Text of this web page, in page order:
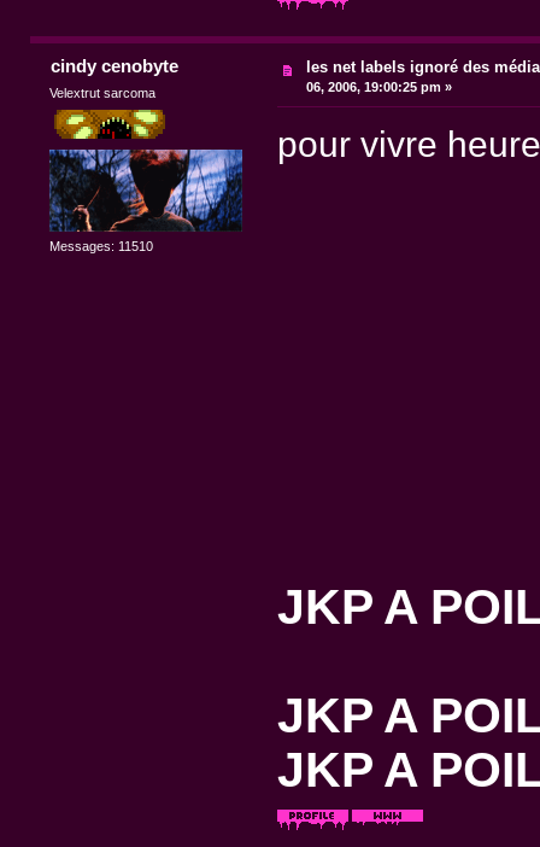
cindy cenobyte
Velextrut sarcoma
Messages: 11510
les net labels ignoré des
06, 2006, 19:00:25 pm »
pour vivre
JKP A
JKP A
JKP A